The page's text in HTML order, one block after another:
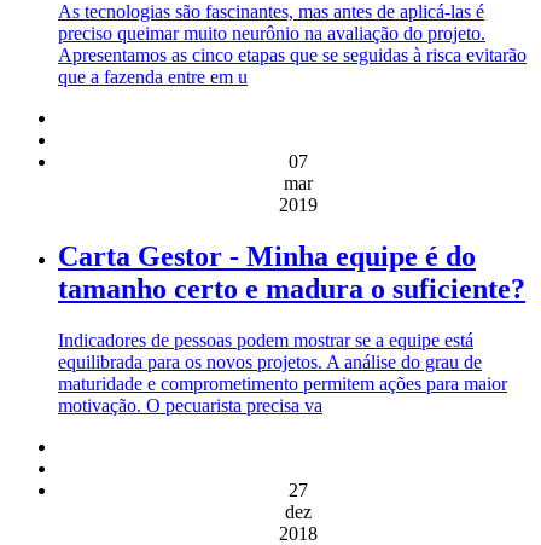
As tecnologias são fascinantes, mas antes de aplicá-las é
preciso queimar muito neurônio na avaliação do projeto.
Apresentamos as cinco etapas que se seguidas à risca evitarão
que a fazenda entre em u
07
mar
2019
Carta Gestor - Minha equipe é do
tamanho certo e madura o suficiente?
Indicadores de pessoas podem mostrar se a equipe está
equilibrada para os novos projetos. A análise do grau de
maturidade e comprometimento permitem ações para maior
motivação. O pecuarista precisa va
27
dez
2018